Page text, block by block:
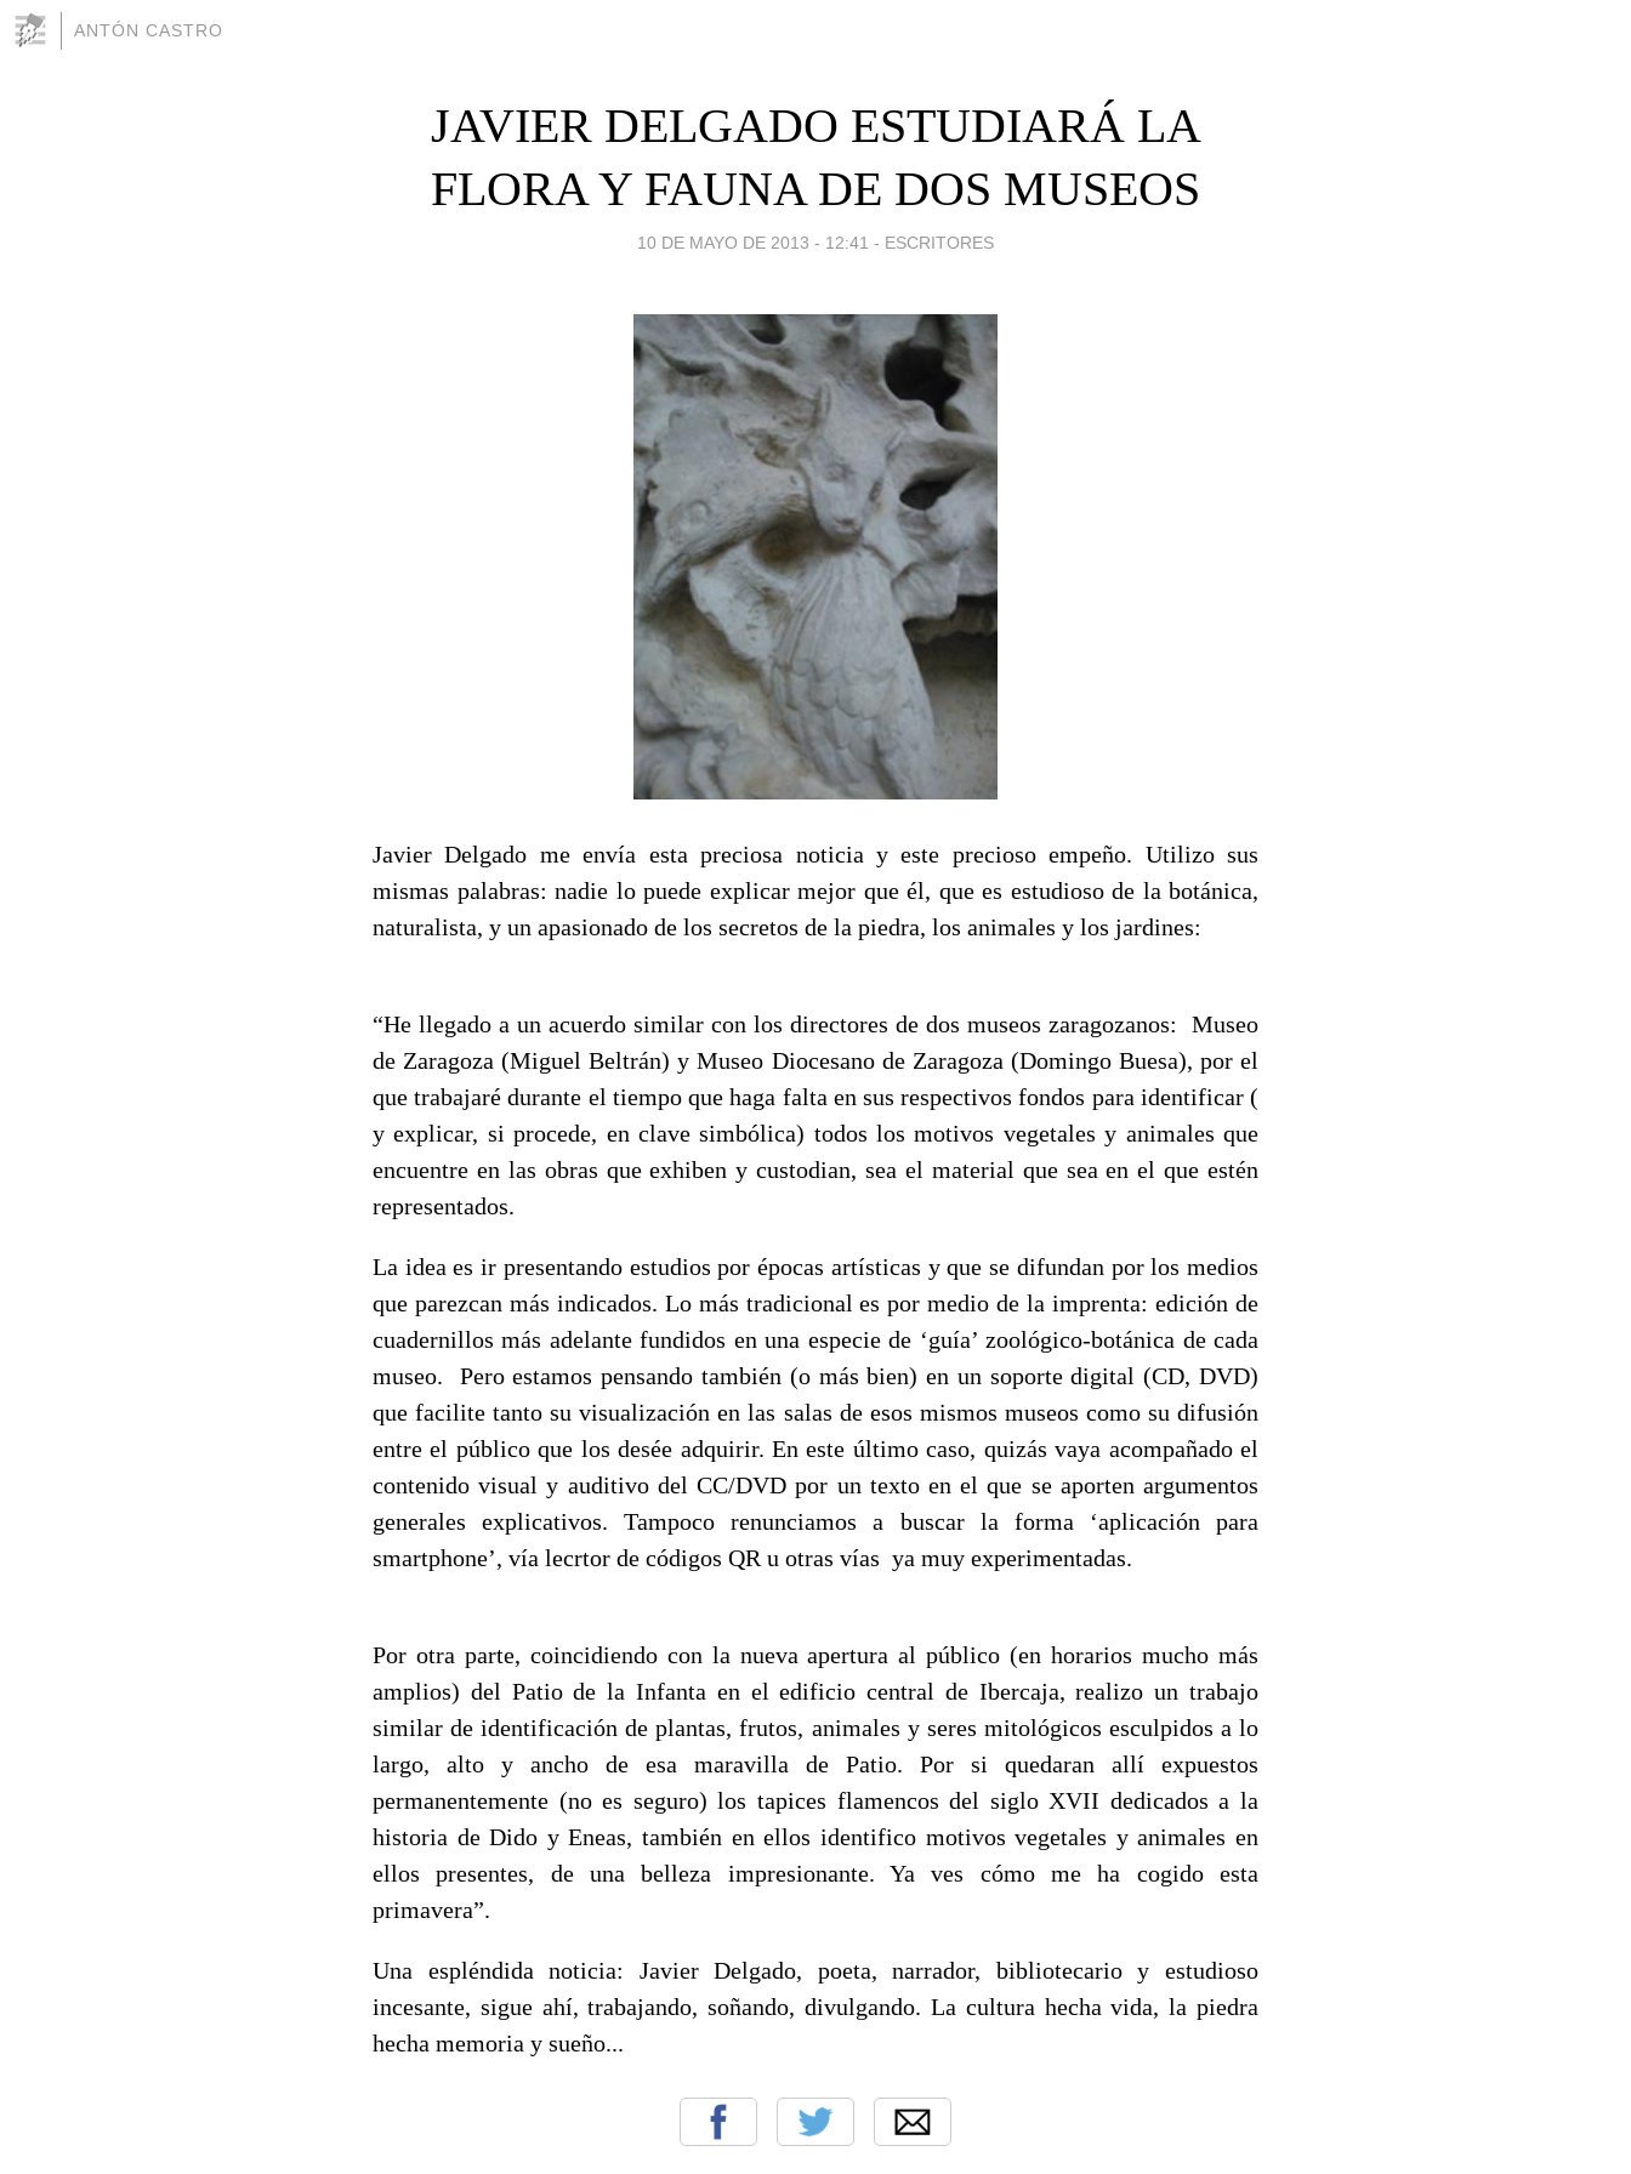
ANTÓN CASTRO
JAVIER DELGADO ESTUDIARÁ LA
FLORA Y FAUNA DE DOS MUSEOS
10 DE MAYO DE 2013 - 12:41 - ESCRITORES
Javier Delgado me envía esta preciosa noticia y este precioso empeño. Utilizo sus
mismas palabras: nadie lo puede explicar mejor que él, que es estudioso de la botánica,
naturalista, y un apasionado de los secretos de la piedra, los animales y los jardines:
“He llegado a un acuerdo similar con los directores de dos museos zaragozanos: Museo
de Zaragoza (Miguel Beltrán) y Museo Diocesano de Zaragoza (Domingo Buesa), por el
que trabajaré durante el tiempo que haga falta en sus respectivos fondos para identificar (
y explicar, si procede, en clave simbólica) todos los motivos vegetales y animales que
encuentre en las obras que exhiben y custodian, sea el material que sea en el que estén
representados.
La idea es ir presentando estudios por épocas artísticas y que se difundan por los medios
que parezcan más indicados. Lo más tradicional es por medio de la imprenta: edición de
cuadernillos más adelante fundidos en una especie de ‘guía’ zoológico-botánica de cada
museo. Pero estamos pensando también (o más bien) en un soporte digital (CD, DVD)
que facilite tanto su visualización en las salas de esos mismos museos como su difusión
entre el público que los desée adquirir. En este último caso, quizás vaya acompañado el
contenido visual y auditivo del CC/DVD por un texto en el que se aporten argumentos
generales explicativos. Tampoco renunciamos a buscar la forma ‘aplicación para
smartphone’, vía lecrtor de códigos QR u otras vías ya muy experimentadas.
Por otra parte, coincidiendo con la nueva apertura al público (en horarios mucho más
amplios) del Patio de la Infanta en el edificio central de Ibercaja, realizo un trabajo
similar de identificación de plantas, frutos, animales y seres mitológicos esculpidos a lo
largo, alto y ancho de esa maravilla de Patio. Por si quedaran allí expuestos
permanentemente (no es seguro) los tapices flamencos del siglo XVII dedicados a la
historia de Dido y Eneas, también en ellos identifico motivos vegetales y animales en
ellos presentes, de una belleza impresionante. Ya ves cómo me ha cogido esta
primavera”.
Una espléndida noticia: Javier Delgado, poeta, narrador, bibliotecario y estudioso
incesante, sigue ahí, trabajando, soñando, divulgando. La cultura hecha vida, la piedra
hecha memoria y sueño...